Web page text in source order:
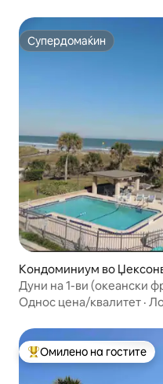
Супердомаќин
Супердомаќин
Кондоминиум во
Дуни на 1-ви (океански
Однос цена/квалитет ·
Меѓу најуспешните
Омилено на гостите